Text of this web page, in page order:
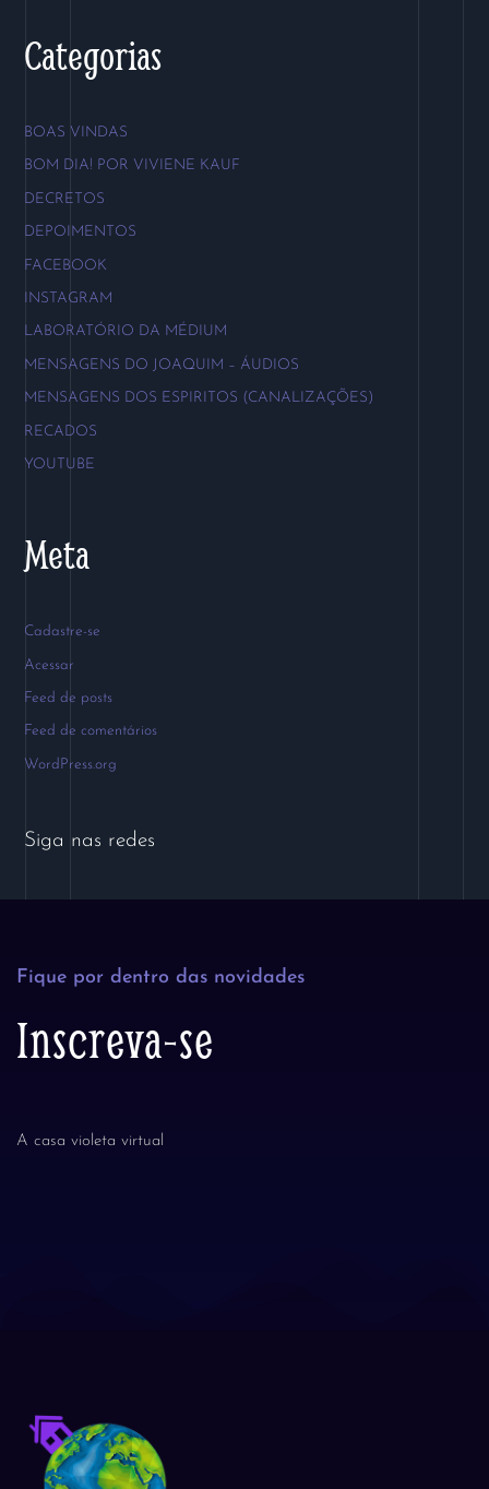
Categorias
BOAS VINDAS
BOM DIA! POR VIVIENE KAUF
DECRETOS
DEPOIMENTOS
FACEBOOK
INSTAGRAM
LABORATÓRIO DA MÉDIUM
MENSAGENS DO JOAQUIM – ÁUDIOS
MENSAGENS DOS ESPIRITOS (CANALIZAÇÕES)
RECADOS
YOUTUBE
Meta
Cadastre-se
Acessar
Feed de posts
Feed de comentários
WordPress.org
Siga nas redes
Fique por dentro das novidades
Inscreva-se
A casa violeta virtual